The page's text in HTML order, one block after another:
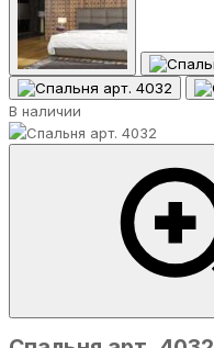
В наличии